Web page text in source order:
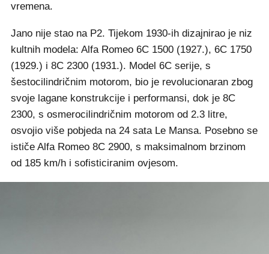
vremena.
Jano nije stao na P2. Tijekom 1930-ih dizajnirao je niz
kultnih modela: Alfa Romeo 6C 1500 (1927.), 6C 1750
(1929.) i 8C 2300 (1931.). Model 6C serije, s
šestocilindričnim motorom, bio je revolucionaran zbog
svoje lagane konstrukcije i performansi, dok je 8C
2300, s osmerocilindričnim motorom od 2.3 litre,
osvojio više pobjeda na 24 sata Le Mansa. Posebno se
ističe Alfa Romeo 8C 2900, s maksimalnom brzinom
od 185 km/h i sofisticiranim ovjesom.